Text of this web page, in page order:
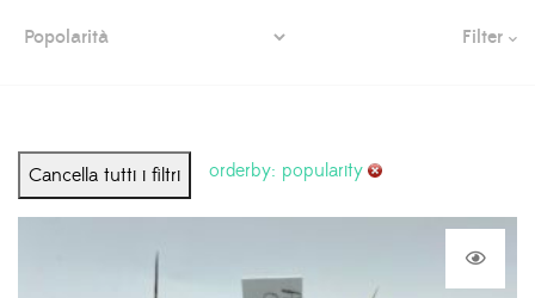
Filter
Cancella tutti i filtri orderby: popularity